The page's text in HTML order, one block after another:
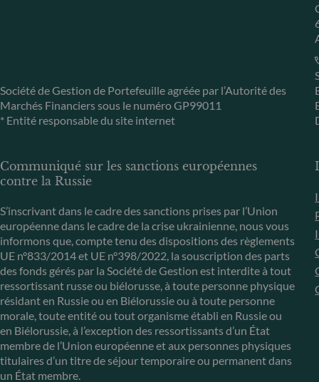
Société de Gestion de Portefeuille agréée par l’Autorité des
Marchés Financiers sous le numéro GP99011
* Entité responsable du site internet
Communiqué sur les sanctions européennes
contre la Russie
S’inscrivant dans le cadre des sanctions prises par l’Union
européenne dans le cadre de la crise ukrainienne, nous vous
informons que, compte tenu des dispositions des règlements
UE n°833/2014 et UE n°398/2022, la souscription des parts
des fonds gérés par la Société de Gestion est interdite à tout
ressortissant russe ou biélorusse, à toute personne physique
résidant en Russie ou en Biélorussie ou à toute personne
morale, toute entité ou tout organisme établi en Russie ou
en Biélorussie, à l’exception des ressortissants d’un État
membre de l’Union européenne et aux personnes physiques
titulaires d’un titre de séjour temporaire ou permanent dans
un État membre.